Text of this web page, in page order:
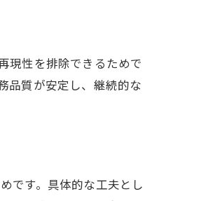
現性を排除できるためで
品質が安定し、継続的な
です。具体的な工夫とし